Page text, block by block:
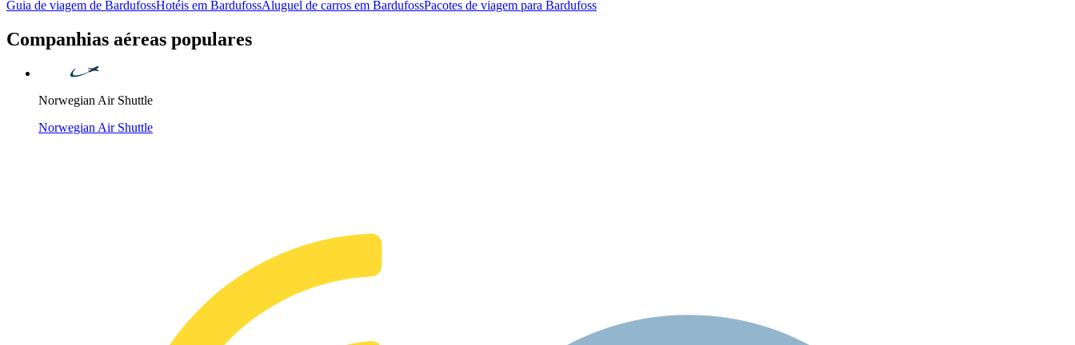
Guia de viagem de BardufossHotéis em BardufossAluguel de carros em BardufossPacotes de viagem para Bardufoss
Companhias aéreas populares
Norwegian Air Shuttle
Norwegian Air Shuttle